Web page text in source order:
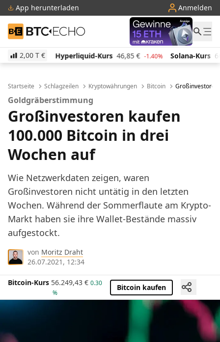
App herunterladen Anmelden
BTC-ECHO
2,00 T €
Kurs 46,85 € -1.40% Solana-Kurs 66,38 € 0.70%
Startseite Schlagzeilen Kryptowährungen Bitcoin Großinvestoren
Goldgräberstimmung
Großinvestoren kaufen
100.000 Bitcoin in drei
Wochen auf
Wie Netzwerkdaten zeigen, waren
Großinvestoren nicht untätig in den letzten
Wochen. Während der Sommerflaute am Krypto-
Markt haben sie ihre Wallet-Bestände massiv
aufgestockt.
von Moritz Draht
26.07.2021, 12:34
Bitcoin-Kurs 56.249,43 € 0.30
%
Bitcoin kaufen